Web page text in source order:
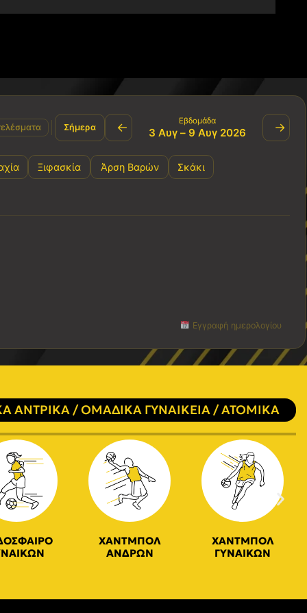
Σήμερα ← Εβδομάδα
3 Αυγ – 9 Αυγ 2026 →
Ξιφασκία Άρση Βαρών Σκάκι
Εγγραφή ημερολογίου
ΑΝΤΡΙΚΑ / ΟΜΑΔΙΚΑ ΓΥΝΑΙΚΕΙΑ / ΑΤΟΜΙΚΑ
ΧΑΝΤΜΠΟΛ
ΑΝΔΡΩΝ
ΧΑΝΤΜΠΟΛ
ΓΥΝΑΙΚΩΝ